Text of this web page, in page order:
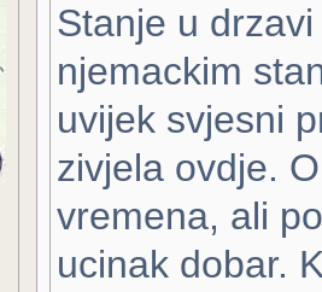
Stanje u
njemackim
uvijek svjesni
zivjela ovdje.
vremena, ali
ucinak dobar.